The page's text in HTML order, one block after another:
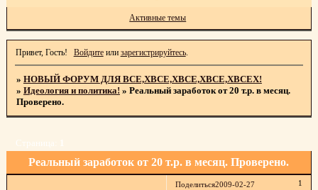
Активные темы
Привет, Гость! Войдитеили зарегистрируйтесь.
» НОВЫЙ ФОРУМ ДЛЯ ВСЕ,ХВСЕ,ХВСЕ,ХВСЕ,ХВСЕХ!
» Идеология и политика! » Реальный заработок от 20 т.р. в месяц.
Проверено.
Реальный заработок от 20 т.р. в месяц. Проверено.
Страница: 1
Поделиться 1
2009-02-27